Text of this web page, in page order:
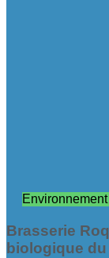
Environnement
Brasserie
biologique